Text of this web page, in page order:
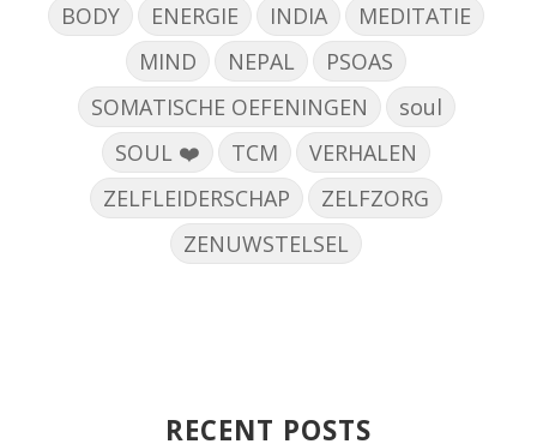
BODY ENERGIE INDIA
MEDITATIE
MIND
NEPAL
PSOAS
SOMATISCHE OEFENINGEN
soul
SOUL ❤️
TCM
VERHALEN
ZELFLEIDERSCHAP
ZELFZORG
ZENUWSTELSEL
RECENT POSTS